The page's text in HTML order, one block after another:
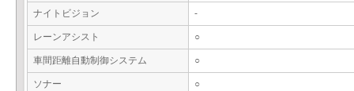
ナイトビジョン -
レーンアシスト ○
車間距離自動制御システム ○
ソナー ○